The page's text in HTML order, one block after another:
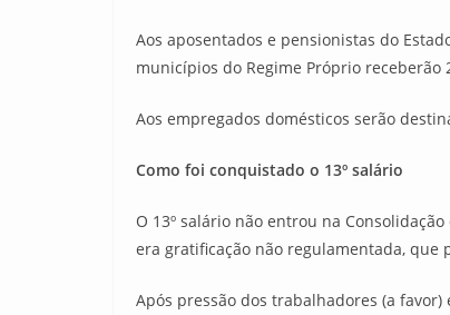
Aos aposentados e pensionistas do
municípios do Regime Próprio receberão
Aos empregados domésticos serão
Como foi conquistado o 13º salário
O 13º salário não entrou na
era gratificação não regulamentada, que
Após pressão dos trabalhadores (a